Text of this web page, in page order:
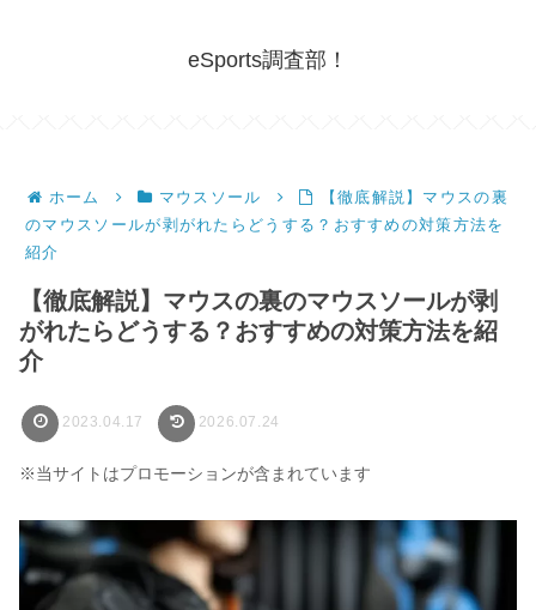
eSports調査部！
ホーム マウスソール
【徹底解説】マウスの裏
のマウスソールが剥がれたらどうする？おすすめの対策方法を
紹介
【徹底解説】マウスの裏のマウスソールが剥
がれたらどうする？おすすめの対策方法を紹
介
2023.04.17 2026.07.24
※当サイトはプロモーションが含まれています